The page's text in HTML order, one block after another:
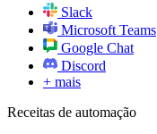
Slack
Microsoft Teams
Google Chat
Discord
+ mais
Receitas de automação